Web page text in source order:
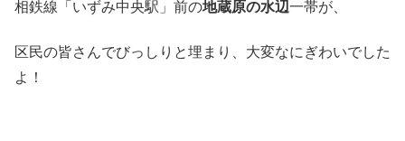
相鉄線「いずみ中央駅」前の地蔵原の水辺一帯が、
区民の皆さんでびっしりと埋まり、大変なにぎわいでした
よ！